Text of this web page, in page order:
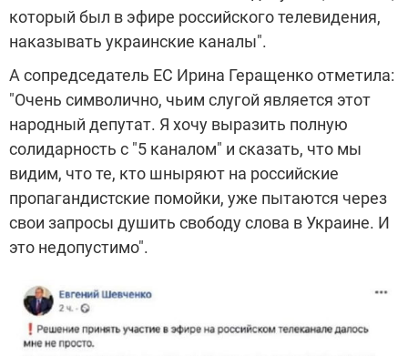
который был в эфире российского телевидения,
наказывать украинские каналы".
А сопредседатель ЕС Ирина Геращенко отметила:
"Очень символично, чьим слугой является этот
народный депутат. Я хочу выразить полную
солидарность с "5 каналом" и сказать, что мы
видим, что те, кто шныряют на российские
пропагандистские помойки, уже пытаются через
свои запросы душить свободу слова в Украине. И
это недопустимо".